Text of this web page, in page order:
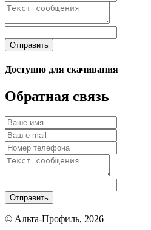
Отправить
Доступно для скачивания
Обратная связь
Отправить
© Альта-Профиль, 2026